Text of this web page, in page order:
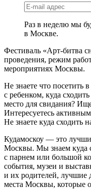
Раз в неделю мы
в Москве.
Фестиваль «Арт-битва
проведения, режим
мероприятиях Москвы.
Не знаете что посетить
с ребенком, куда
место для свидания?
Интересуетесь
Не знаете куда сходить
Кудамоскоу — это
Москвы. Мы знаем куда
с парнем или большой
события, музеи и
и их родителей, лучшие
места Москвы, которые